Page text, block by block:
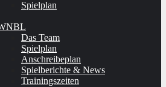
Spielplan
Das Team
Spielplan
Anschreibeplan
Spielberichte & News
Trainingszeiten